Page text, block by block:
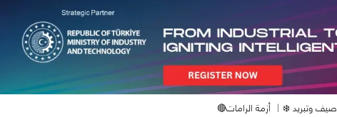
صيف وتبريد ❄️ أزمة الرامات🔴